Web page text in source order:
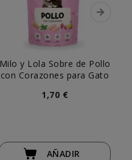
Milo y Lola Sobre de Pollo
con Corazones para Gato
1,70 €
AÑADIR